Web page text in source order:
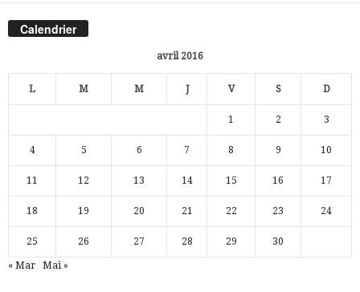
Calendrier
avril 2016
L M M J V S D
1 2 3
4 5 6 7 8 9 10
11 12 13 14 15 16 17
18 19 20 21 22 23 24
25 26 27 28 29 30
« Mar Mai »